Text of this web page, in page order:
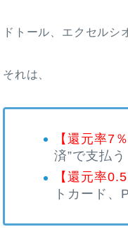
ドトール、エクセルシ
それは、
【還元率7
済”で支払う
【還元率0.5
トカード、